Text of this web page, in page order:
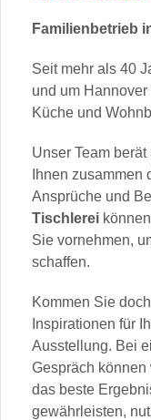
Familienbetrieb
Seit mehr als 40
und um
Küche und
Unser Team
Ihnen
Ansprüche und
Tischlerei
Sie vornehmen,
schaffen.
Kommen Sie
Inspirationen für
Ausstellung. Bei
Gespräch
das beste
gewährleisten,